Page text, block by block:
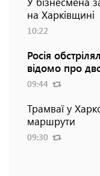
на Харківщині
10:22
Росія
відомо про
09:44
Трамваї у
маршрути
09:30